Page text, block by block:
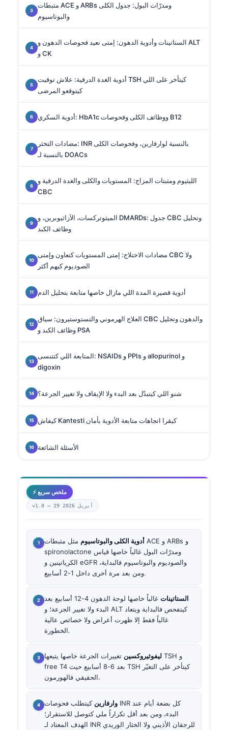
مثبطات ACE و ARBs ومدرّات البول: جدول الكلى
والبوتاسيوم
الستاتينات وأدوية الدهون: إمتى نعيد فحوصات الدهون و ALT
و CK
أدوية الغدة الدرقية: علاش توقيت TSH كيتأخر على اللي
كيتوقعو المرضى
أدوية السكري: HbA1c ووظائف الكلى وفحوصات B12
مضادات التخثر: INR بالنسبة لوارفارين، وفحوصات الكلى
بالنسبة لـ DOACs
الليثيوم ومثبتات المزاج: المستويات والكلى والغدة الدرقية و
CBC
الميثوتركسات، الآزاثيوبرين، و DMARDs: جدول CBC وتحليل
وظائف الكبد
مضادات الاختلاج: إمتى المستويات كتعاون وإمتى CBC ولا
الصوديوم كيهم أكثر
أدوية قصيرة المدة اللي مازال خاصها متابعة بتحليل الدم
العلاج الهرموني والتستوستيرون: سياق CBC والدهون وتحليل
وظائف الكبد و PSA
المتابعة اللي كتتنسى: NSAIDs و PPIs و allopurinol و
digoxin
شنو اللي كيتبدّل بعد البدء ولا الإيقاف ولا تغيير الجرعة؟
كيفاش Kantesti كيقرا اتجاهات متابعة الأدوية بأمان
الأسئلة الشائعة
⚡ ملخص سريع
v1.0 — 29 أبريل 2026
أدوية الكلى والبوتاسيوم مثل مثبطات ACE و ARBs و
spironolactone ومدرّات البول غالباً خاصها قياس
الكرياتينين و eGFR والصوديوم والبوتاسيوم فالبداية،
ومن بعد مرة أخرى داخل 1-2 أسابيع.
الستاتينات
غالباً خاصها لوحة الدهون 4-12 أسابيع بعد
البدء ولا تغيير الجرعة؛ و ALT كيتفحص فالبداية ويتعاد
غالباً فقط إلا ظهرت أعراض ولا خصائص عالية
الخطورة.
ليفوثيروكسين تغييرات الجرعة خاصها يتبعها TSH و
free T4 بعد 6-8 أسابيع حيث TSH كيتأخر على التغيّر
الحقيقي فالهورمون.
وارفارين كيتطلب فحوصات INR كل بضعة أيام عند
البدء، ومن بعد أقل تكراراً ملي كتوصل للاستقرار؛
الهدف المعتاد لـ INR للرجفان الأذيني ولا الخثار الوريدي